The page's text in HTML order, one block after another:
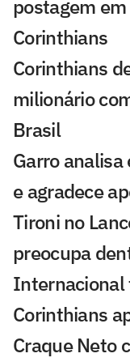
postagem
Corinthians
Corinthians
milionário
Brasil
Garro
e agradece
Tironi no
preocupa
Internacional
Corinthians
Craque Neto